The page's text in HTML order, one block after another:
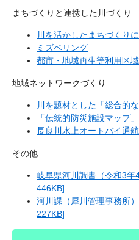
まちづくりと連携した川づくり
川を活かしたまちづくり
ミズベリング
都市・地域再生等利用区
地域ネットワークづくり
川を題材とした「総合的
「伝統的防災施設マップ
長良川水上オートバイ通
その他
岐阜県河川調書（令和3年
446KB]
河川課（犀川管理事務所
227KB]